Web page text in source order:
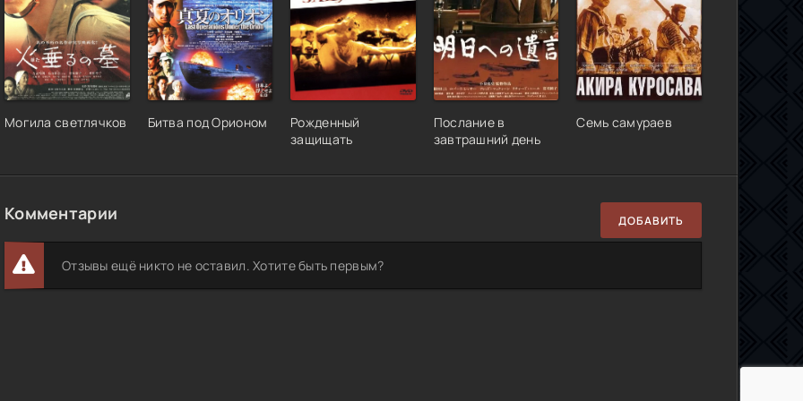
Могила светлячков Битва под Орионом
Рожденный
защищать
Послание в
завтрашний день
Семь самураев
Комментарии ДОБАВИТЬ
Отзывы ещё никто не оставил. Хотите быть первым?